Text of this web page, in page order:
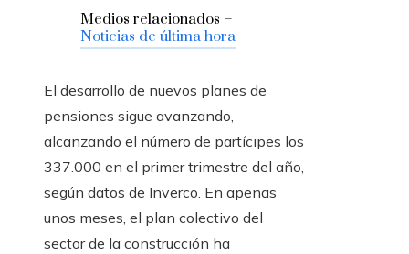
Medios relacionados –
Noticias de última hora
El desarrollo de nuevos planes de
pensiones sigue avanzando,
alcanzando el número de partícipes los
337.000 en el primer trimestre del año,
según datos de Inverco. En apenas
unos meses, el plan colectivo del
sector de la construcción ha